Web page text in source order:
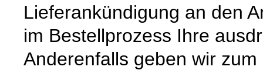
Lieferankündigung an den
im Bestellprozess Ihre
Anderenfalls geben wir